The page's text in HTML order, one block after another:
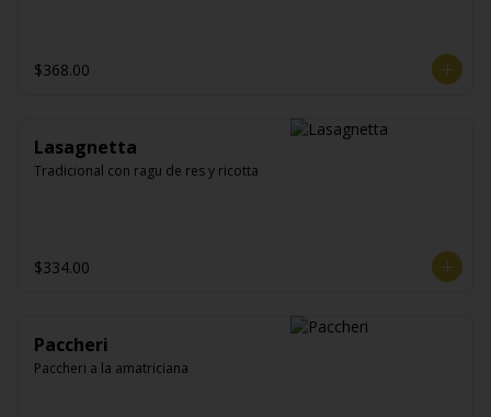
$368.00
Lasagnetta
Tradicional con ragu de res y ricotta
$334.00
Paccheri
Paccheri a la amatriciana